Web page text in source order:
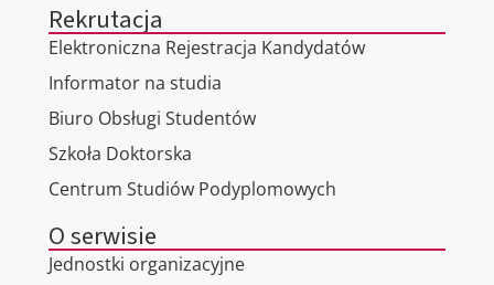
Rekrutacja
Elektroniczna Rejestracja Kandydatów
Informator na studia
Biuro Obsługi Studentów
Szkoła Doktorska
Centrum Studiów Podyplomowych
O serwisie
Jednostki organizacyjne